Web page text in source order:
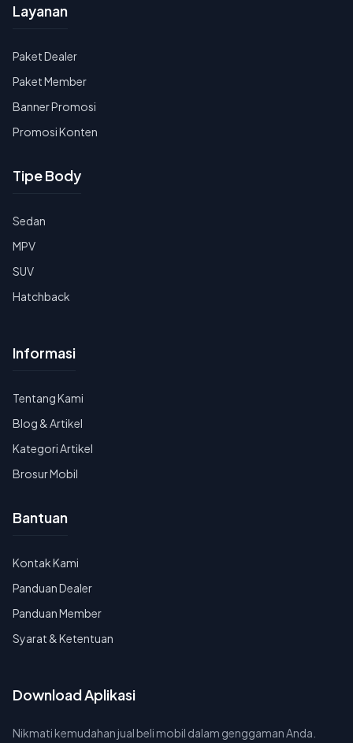
Layanan
Paket Dealer
Paket Member
Banner Promosi
Promosi Konten
Tipe Body
Sedan
MPV
SUV
Hatchback
Informasi
Tentang Kami
Blog & Artikel
Kategori Artikel
Brosur Mobil
Bantuan
Kontak Kami
Panduan Dealer
Panduan Member
Syarat & Ketentuan
Download Aplikasi
Nikmati kemudahan jual beli mobil dalam genggaman Anda.